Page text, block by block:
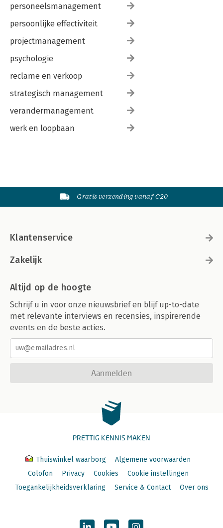
personeelsmanagement
persoonlijke effectiviteit
projectmanagement
psychologie
reclame en verkoop
strategisch management
verandermanagement
werk en loopbaan
Gratis verzending vanaf €20
Klantenservice
Zakelijk
Altijd op de hoogte
Schrijf u in voor onze nieuwsbrief en blijf up-to-date
met relevante interviews en recensies, inspirerende
events en de beste acties.
Aanmelden
PRETTIG KENNIS MAKEN
Thuiswinkel waarborg
Algemene voorwaarden
Colofon
Privacy Cookies
Cookie instellingen
Toegankelijkheidsverklaring
Service & Contact Over ons